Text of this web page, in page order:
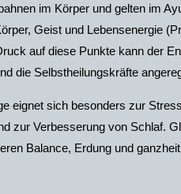
im Körper und gelten im
Geist und Lebensenergie
auf diese Punkte kann der
die Selbstheilungskräfte
eignet sich besonders zur
zur Verbesserung von Schlaf.
Balance, Erdung und